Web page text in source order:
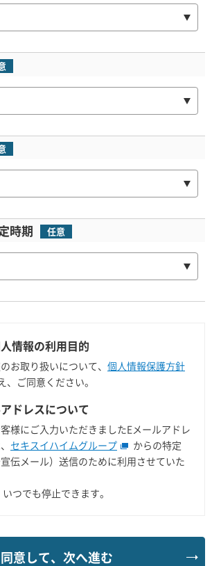
時期 任意
情報の利用目的
お取り扱いについて、 個人情報保護方針
、ご同意ください。
ドレスについて
様にご入力いただきましたEメールアドレ
セキスイハイムグループ
からの特定
伝メール）送信のために利用させていた
つでも停止できます。
同意して、次へ進む